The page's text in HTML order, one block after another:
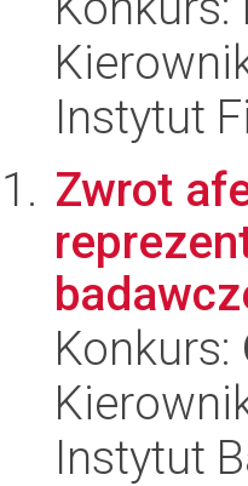
Instytut
Zwrot
Konkurs:
Instytut